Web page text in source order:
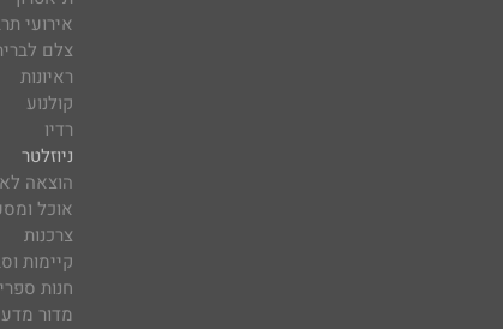
אירועי
צלם
ראיונות
קולנוע
רדיו
ניוזלטר
הוצאה
אוכל
צרכנות
קיימות
חנות
מדור מדע